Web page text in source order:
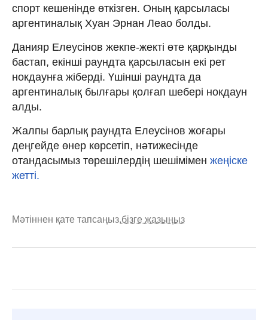
спорт кешенінде өткізген. Оның қарсыласы
аргентиналық Хуан Эрнан Леао болды.
Данияр Елеусінов жекпе-жекті өте қарқынды
бастап, екінші раундта қарсыласын екі рет
нокдаунға жіберді. Үшінші раундта да
аргентиналық былғары қолғап шебері нокдаун
алды.
Жалпы барлық раундта Елеусінов жоғары
деңгейде өнер көрсетіп, нәтижесінде
отандасымыз төрешілердің шешімімен жеңіске
жетті.
Мәтіннен қате тапсаңыз,бізге жазыңыз